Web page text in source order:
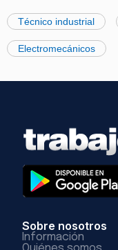
Técnico industrial
Electromecánicos
Sobre nosotros
Información